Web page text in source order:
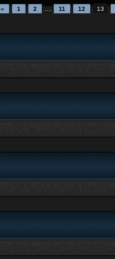
« 1 2 … 11 12 13